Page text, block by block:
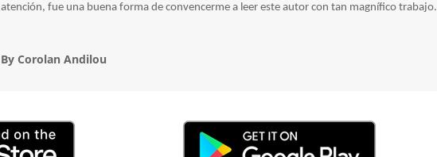
atención, fue una buena forma de convencerme a leer este autor con tan magnífico trabajo.
By Corolan Andilou